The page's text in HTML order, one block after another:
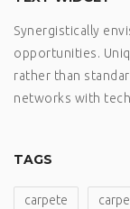
Synergistically
opportunities.
rather than
networks with
TAGS
carpete